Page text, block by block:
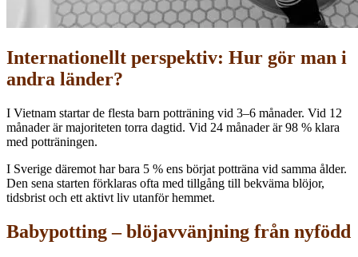
Internationellt perspektiv: Hur gör man i
andra länder?
I Vietnam startar de flesta barn potträning vid 3–6 månader. Vid 12
månader är majoriteten torra dagtid. Vid 24 månader är 98 % klara
med potträningen.
I Sverige däremot har bara 5 % ens börjat potträna vid samma ålder.
Den sena starten förklaras ofta med tillgång till bekväma blöjor,
tidsbrist och ett aktivt liv utanför hemmet.
Babypotting – blöjavvänjning från nyfödd